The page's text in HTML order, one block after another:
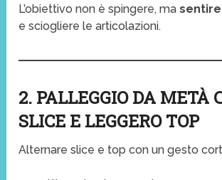
L’obiettivo non è spingere, ma
e sciogliere le articolazioni.
2. PALLEGGIO DA METÀ
SLICE E LEGGERO TOP
Alternare slice e top con un gesto